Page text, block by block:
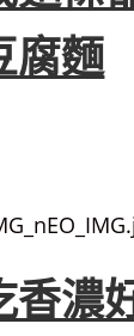
腐麵
香濃